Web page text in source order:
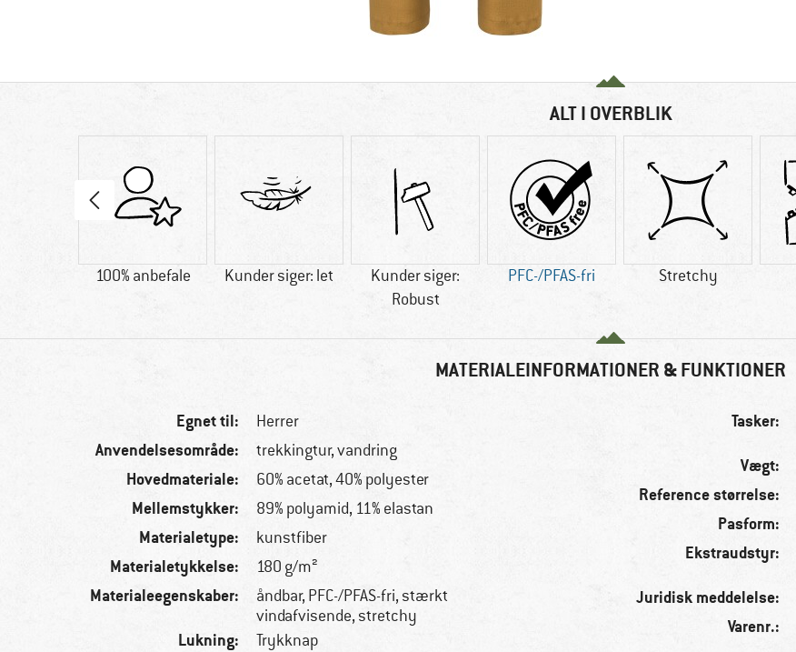
ALT I OVERBLIK
100% anbefale Kunder siger: let
Kunder siger:
Robust
PFC-/PFAS-fri Stretchy
MATERIALEINFORMATIONER & FUNKTIONER
Egnet til: Herrer
Anvendelsesområde: trekkingtur, vandring
Hovedmateriale: 60% acetat, 40% polyester
Mellemstykker: 89% polyamid, 11% elastan
Materialetype: kunstfiber
Materialetykkelse: 180 g/m²
Materialeegenskaber:
åndbar, PFC-/PFAS-fri, stærkt
vindafvisende, stretchy
Lukning: Trykknap
Tasker:
Vægt:
Reference størrelse:
Pasform:
Ekstraudstyr:
Juridisk meddelelse:
Varenr.: